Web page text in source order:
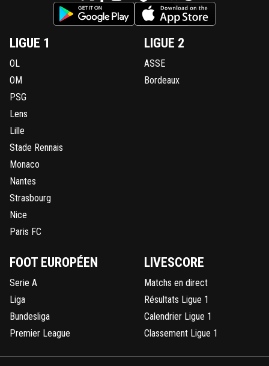
LIGUE 1
OL
OM
PSG
Lens
Lille
Stade Rennais
Monaco
Nantes
Strasbourg
Nice
Paris FC
LIGUE 2
ASSE
Bordeaux
FOOT EUROPÉEN
Serie A
Liga
Bundesliga
Premier League
LIVESCORE
Matchs en direct
Résultats Ligue 1
Calendrier Ligue 1
Classement Ligue 1